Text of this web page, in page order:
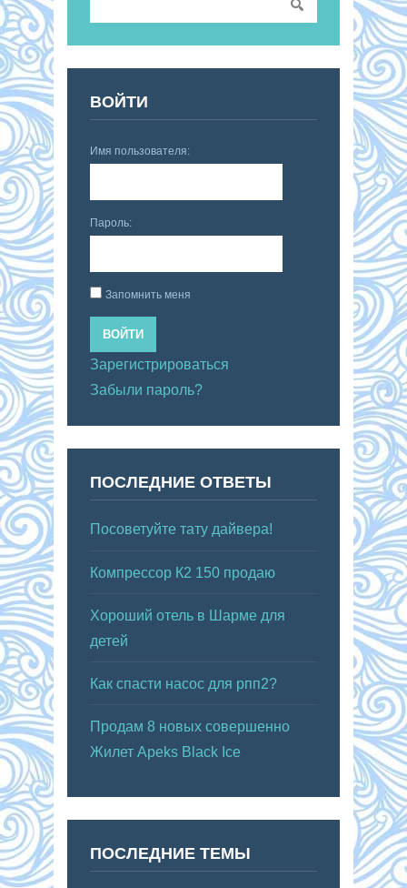
ВОЙТИ
Имя пользователя:
Пароль:
Запомнить меня
ВОЙТИ
Зарегистрироваться
Забыли пароль?
ПОСЛЕДНИЕ ОТВЕТЫ
Посоветуйте тату дайвера!
Компрессор К2 150 продаю
Хороший отель в Шарме для
детей
Как спасти насос для рпп2?
Продам 8 новых совершенно
Жилет Apeks Black Ice
ПОСЛЕДНИЕ ТЕМЫ